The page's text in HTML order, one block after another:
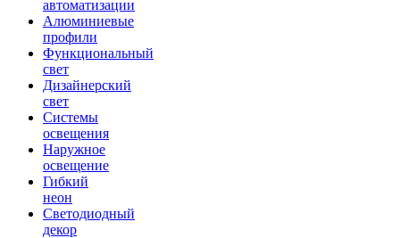
автоматизации
Алюминиевые
профили
Функциональный
свет
Дизайнерский
свет
Системы
освещения
Наружное
освещение
Гибкий
неон
Светодиодный
декор